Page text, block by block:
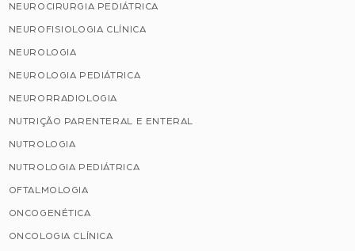
NEUROCIRURGIA PEDIÁTRICA
NEUROFISIOLOGIA CLÍNICA
NEUROLOGIA
NEUROLOGIA PEDIÁTRICA
NEURORRADIOLOGIA
NUTRIÇÃO PARENTERAL E ENTERAL
NUTROLOGIA
NUTROLOGIA PEDIÁTRICA
OFTALMOLOGIA
ONCOGENÉTICA
ONCOLOGIA CLÍNICA